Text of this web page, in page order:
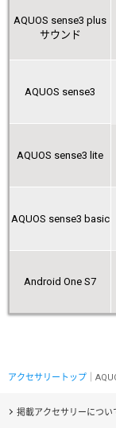
AQUOS sense3 plus
サウンド
AQUOS sense3
AQUOS sense3 lite
AQUOS sense3 basic
Android One S7
アクセサリートップ ｜
掲載アクセサリーについ